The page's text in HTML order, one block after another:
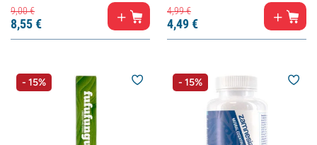
9,00€
8,55€
4,99€
4,49€
- 15% - 15%